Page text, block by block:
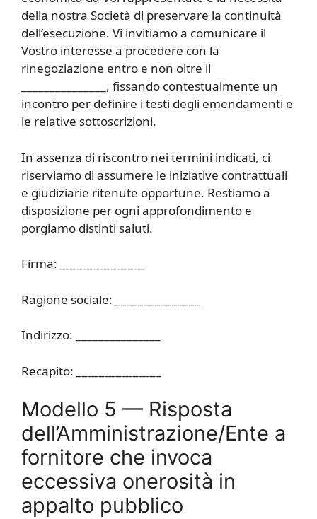
della nostra Società di preservare la continuità
dell’esecuzione. Vi invitiamo a comunicare il
Vostro interesse a procedere con la
rinegoziazione entro e non oltre il
_______________, fissando contestualmente un
incontro per definire i testi degli emendamenti e
le relative sottoscrizioni.
In assenza di riscontro nei termini indicati, ci
riserviamo di assumere le iniziative contrattuali
e giudiziarie ritenute opportune. Restiamo a
disposizione per ogni approfondimento e
porgiamo distinti saluti.
Firma: _______________
Ragione sociale: _______________
Indirizzo: _______________
Recapito: _______________
Modello 5 — Risposta
dell’Amministrazione/Ente a
fornitore che invoca
eccessiva onerosità in
appalto pubblico